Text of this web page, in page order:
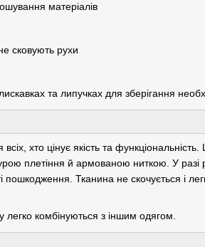
матеріалів
сковують рухи
та липучках для зберігання
хто цінує якість та
плетіння й армованою ниткою. У разі
Тканина не скочується і
легко комбінуються з іншим одягом.